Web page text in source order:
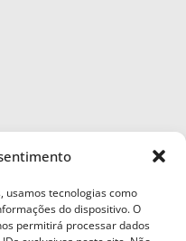
usamos tecnologias como
do dispositivo. O
permitirá processar dados